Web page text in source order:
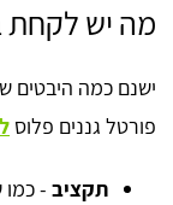
מה יש לקחת
ישנם כמה היבטים
פורטל גננים פלוס
תקציב - כמו